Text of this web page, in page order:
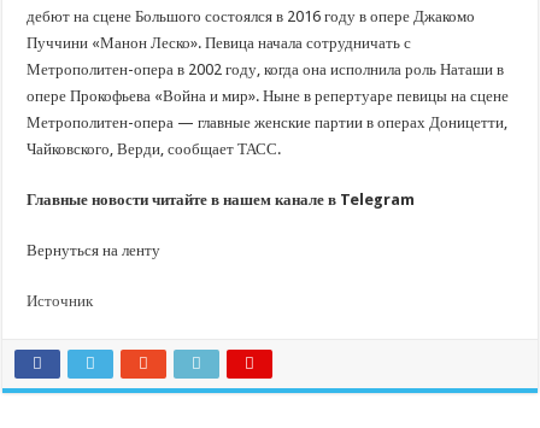
дебют на сцене Большого состоялся в 2016 году в опере Джакомо
Пуччини «Манон Леско». Певица начала сотрудничать с
Метрополитен-опера в 2002 году, когда она исполнила роль Наташи в
опере Прокофьева «Война и мир». Ныне в репертуаре певицы на сцене
Метрополитен-опера — главные женские партии в операх Доницетти,
Чайковского, Верди, сообщает ТАСС.
Главные новости читайте в нашем канале в Telegram
Вернуться на ленту
Источник